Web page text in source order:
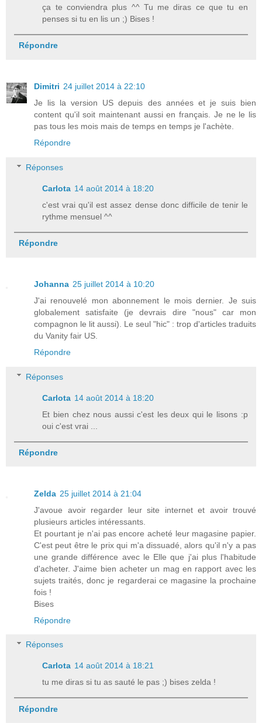
ça te conviendra plus ^^ Tu me diras ce que tu en
penses si tu en lis un ;) Bises !
Répondre
Dimitri 24 juillet 2014 à 22:10
Je lis la version US depuis des années et je suis bien
content qu'il soit maintenant aussi en français. Je ne le lis
pas tous les mois mais de temps en temps je l'achète.
Répondre
Réponses
Carlota 14 août 2014 à 18:20
c'est vrai qu'il est assez dense donc difficile de tenir le
rythme mensuel ^^
Répondre
Johanna 25 juillet 2014 à 10:20
J'ai renouvelé mon abonnement le mois dernier. Je suis
globalement satisfaite (je devrais dire "nous" car mon
compagnon le lit aussi). Le seul "hic" : trop d'articles traduits
du Vanity fair US.
Répondre
Réponses
Carlota 14 août 2014 à 18:20
Et bien chez nous aussi c'est les deux qui le lisons :p
oui c'est vrai ...
Répondre
Zelda 25 juillet 2014 à 21:04
J'avoue avoir regarder leur site internet et avoir trouvé
plusieurs articles intéressants.
Et pourtant je n'ai pas encore acheté leur magasine papier.
C'est peut être le prix qui m'a dissuadé, alors qu'il n'y a pas
une grande différence avec le Elle que j'ai plus l'habitude
d'acheter. J'aime bien acheter un mag en rapport avec les
sujets traités, donc je regarderai ce magasine la prochaine
fois !
Bises
Répondre
Réponses
Carlota 14 août 2014 à 18:21
tu me diras si tu as sauté le pas ;) bises zelda !
Répondre